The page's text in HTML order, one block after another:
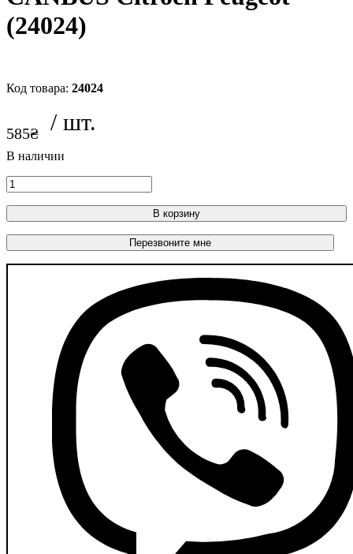
(24024)
24024
585₴
В корзину
Перезвоните мне